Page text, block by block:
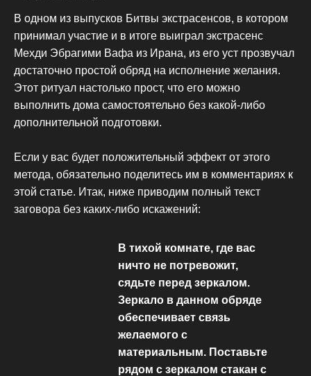
В одном из выпусков Битвы экстрасенсов, в котором
принимал участие и в итоге выиграл экстрасенс
Мехди Эбрагими Вафа из Ирана, из его уст прозвучал
достаточно простой обряд на исполнение желания.
Этот ритуал настолько прост, что его можно
выполнить дома самостоятельно без какой-либо
дополнительной подготовки.
Если у вас будет положительный эффект от этого
метода, обязательно поделитесь им в комментариях к
этой статье. Итак, ниже приводим полный текст
заговора без каких-либо искажений:
В тихой комнате, где вас
ничто не потревожит,
сядьте перед зеркалом.
Зеркало в данном обряде
обеспечивает связь
желаемого с
материальным. Поставьте
рядом с зеркалом стакан с